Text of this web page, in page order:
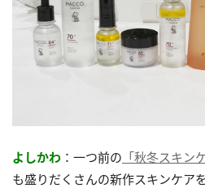
よしかわ ：一つ前の 「秋冬スキン
も盛りだくさんの新作スキンケア